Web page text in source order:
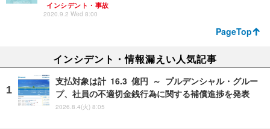
インシデント・事故
2020.9.2 Wed 8:00
PageTop
インシデント・情報漏えい人気記事
支払対象は計 16.3 億円 ～ プルデンシャル・グルー
プ、社員の不適切金銭行為に関する補償進捗を発表
2026.8.4(火) 8:05